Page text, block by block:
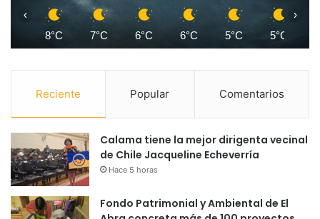
8°C 7°C 6°C 6°C 5°C 5°C
‹ ›
Reciente Popular Comentarios
Calama tiene la mejor dirigenta vecinal
de Chile Jacqueline Echeverría
Hace 5 horas
Fondo Patrimonial y Ambiental de El